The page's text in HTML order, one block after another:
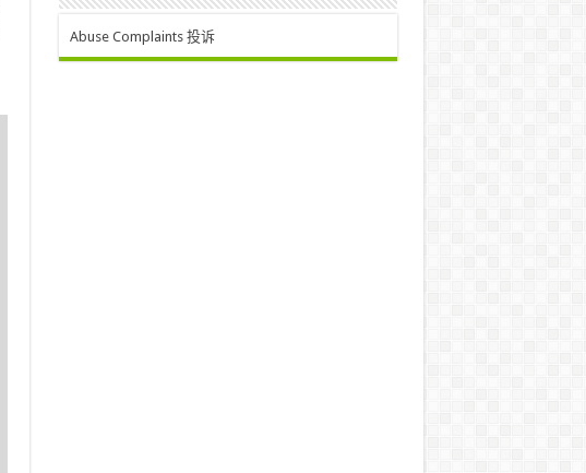
Abuse Complaints 投诉